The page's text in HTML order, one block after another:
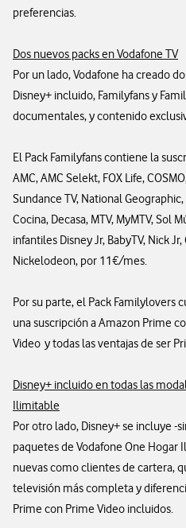
preferencias.
Dos nuevos packs en Vodafone TV
Por un lado, Vodafone ha creado
Disney+ incluido, Familyfans y
documentales, y contenido
El Pack Familyfans contiene la
AMC, AMC Selekt, FOX Life,
Sundance TV, National
Cocina, Decasa, MTV, MyMTV, Sol
infantiles Disney Jr, BabyTV, Nick
Nickelodeon, por 11€/mes.
Por su parte, el Pack Familylovers
una suscripción a Amazon Prime
Video y todas las ventajas de ser
Disney+ incluido en todas las
Ilimitable
Por otro lado, Disney+ se incluye -
paquetes de Vodafone One Hogar
nuevas como clientes de cartera,
televisión más completa y
Prime con Prime Video incluidos.